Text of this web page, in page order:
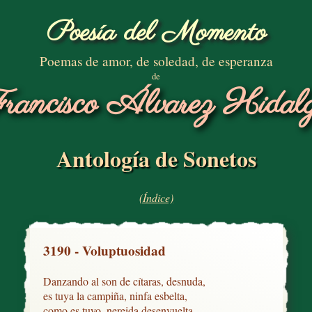
Poesía del Momento
Poemas de amor, de soledad, de esperanza
de
Álvarez
Antología de Sonetos
(Índice)
3190 - Voluptuosidad
Danzando al son de cítaras, desnuda,
es tuya la campiña, ninfa esbelta,